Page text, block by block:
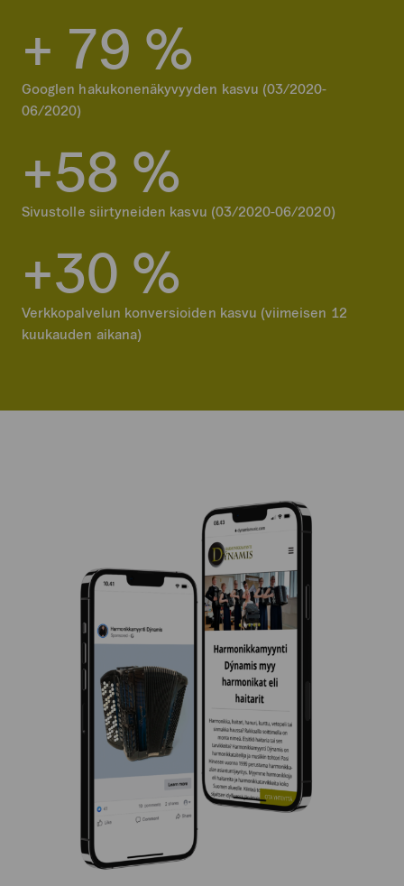
+ 79 %
Googlen hakukonenäkyvyyden kasvu (03/2020-
06/2020)
+58 %
Sivustolle siirtyneiden kasvu (03/2020-06/2020)
+30 %
Verkkopalvelun konversioiden kasvu (viimeisen 12
kuukauden aikana)